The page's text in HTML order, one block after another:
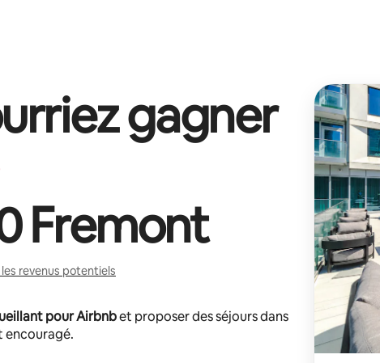
gagner
Fremont
revenus potentiels
pour Airbnbet proposer des séjours dans
encouragé.